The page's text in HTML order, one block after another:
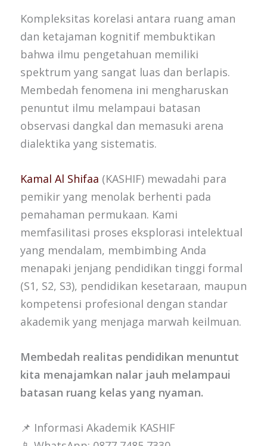
Kompleksitas korelasi antara ruang aman
dan ketajaman kognitif membuktikan
bahwa ilmu pengetahuan memiliki
spektrum yang sangat luas dan berlapis.
Membedah fenomena ini mengharuskan
penuntut ilmu melampaui batasan
observasi dangkal dan memasuki arena
dialektika yang sistematis.
Kamal Al Shifaa (KASHIF) mewadahi para
pemikir yang menolak berhenti pada
pemahaman permukaan. Kami
memfasilitasi proses eksplorasi intelektual
yang mendalam, membimbing Anda
menapaki jenjang pendidikan tinggi formal
(S1, S2, S3), pendidikan kesetaraan, maupun
kompetensi profesional dengan standar
akademik yang menjaga marwah keilmuan.
Membedah realitas pendidikan menuntut
kita menajamkan nalar jauh melampaui
batasan ruang kelas yang nyaman.
📌 Informasi Akademik KASHIF